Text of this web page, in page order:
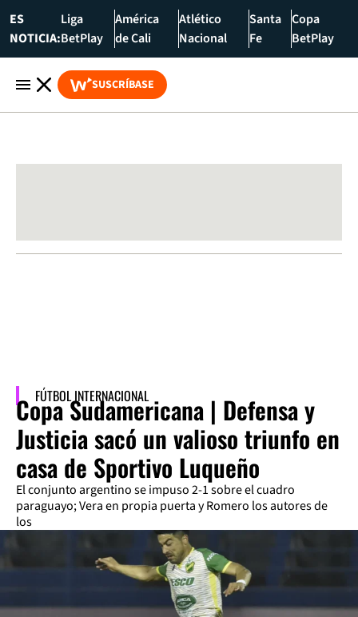
ES
NOTICIA:
Liga
BetPlay
América
de Cali
Atlético
Nacional
Santa
Fe
Copa
BetPlay
SUSCRÍBASE
FÚTBOL INTERNACIONAL
Copa Sudamericana | Defensa y
Justicia sacó un valioso triunfo en
casa de Sportivo Luqueño
El conjunto argentino se impuso 2-1 sobre el cuadro
paraguayo; Vera en propia puerta y Romero los autores de
los